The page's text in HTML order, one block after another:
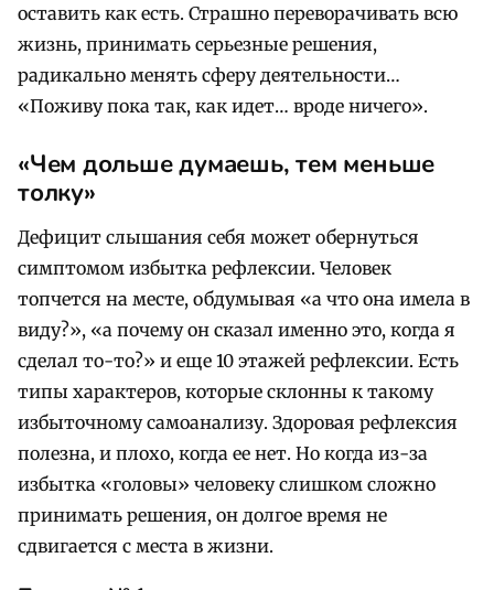
оставить как есть. Страшно переворачивать всю
жизнь, принимать серьезные решения,
радикально менять сферу деятельности…
«Поживу пока так, как идет… вроде ничего».
«Чем дольше думаешь, тем меньше
толку»
Дефицит слышания себя может обернуться
симптомом избытка рефлексии. Человек
топчется на месте, обдумывая «а что она имела в
виду?», «а почему он сказал именно это, когда я
сделал то-то?» и еще 10 этажей рефлексии. Есть
типы характеров, которые склонны к такому
избыточному самоанализу. Здоровая рефлексия
полезна, и плохо, когда ее нет. Но когда из-за
избытка «головы» человеку слишком сложно
принимать решения, он долгое время не
сдвигается с места в жизни.